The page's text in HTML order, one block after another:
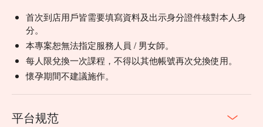
首次到店用戶皆需要填寫資料及出示身分證件核對本人身
分。
本專案恕無法指定服務人員 / 男女師。
每人限兌換一次課程，不得以其他帳號再次兌換使用。
懷孕期間不建議施作。
平台规范